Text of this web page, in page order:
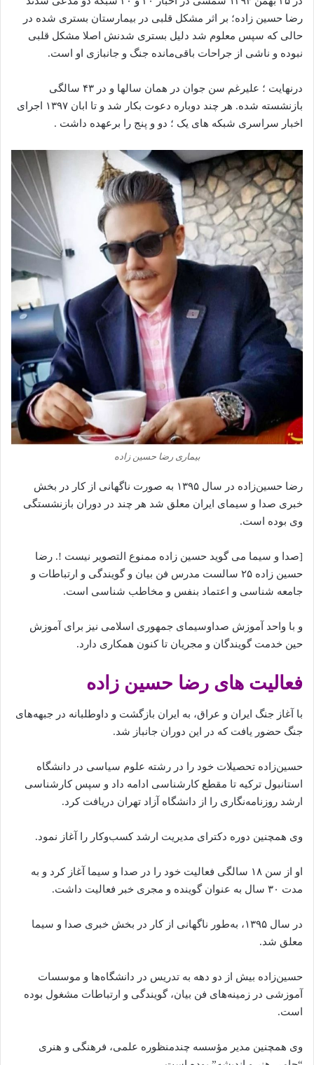
رضا حسین زاده؛ بر اثر مشکل قلبی در بیمارستان بستری شده در
حالی که سپس معلوم شد دلیل بستری شدنش اصلا مشکل قلبی
نبوده و ناشی از جراحات باقی‌مانده جنگ و جانبازی او است.
درنهایت ؛ علیرغم سن جوان در همان سالها و در ۴۳ سالگی
بازنشسته شده‌. هر چند دوباره دعوت بکار شد و تا ابان ۱۳۹۷ اجرای
اخبار سراسری شبکه های یک ؛ دو و پنج را برعهده داشت .
بیماری رضا حسین زاده
رضا حسین‌زاده در سال ۱۳۹۵ به صورت ناگهانی از کار در بخش
خبری صدا و سیمای ایران معلق شد هر چند در دوران بازنشستگی
وی بوده است.
[صدا و سیما می گوید حسین زاده ممنوع التصویر نیست !. رضا
حسین زاده ۲۵ سالست مدرس فن بیان و گویندگی و ارتباطات و
جامعه شناسی و اعتماد بنفس و مخاطب شناسی است.
و با واحد آموزش صداوسیمای جمهوری اسلامی نیز برای آموزش
حین خدمت گویندگان و مجریان تا کنون همکاری دارد.
فعالیت های رضا حسین‌ زاده
با آغاز جنگ ایران و عراق، به ایران بازگشت و داوطلبانه در جبهه‌های
جنگ حضور یافتکه در این دوران جانباز شد.
حسین‌زاده تحصیلات خود را در رشته علوم سیاسی در دانشگاه
استانبول ترکیه تا مقطعکارشناسی ادامه داد و سپسکارشناسی
ارشد روزنامه‌نگاری را از دانشگاه آزاد تهران دریافتکرد.
وی همچنین دوره دکترای مدیریت ارشدکسب‌وکار را آغاز نمود.
او از سن ۱۸ سالگی فعالیت خود را در صدا و سیما آغازکرد و به
مدت ۳۰ سال به عنوانگوینده و مجری خبر فعالیت داشت.
در سال ۱۳۹۵، به‌طور ناگهانی ازکار در بخش خبری صدا و سیما
معلق شد.
حسین‌زاده بیش از دو دهه به تدریس در دانشگاه‌ها و موسسات
آموزشی در زمینه‌های فن بیان،گویندگی و ارتباطات مشغول بوده
است.
وی همچنین مدیر مؤسسه چندمنظوره علمی، فرهنگی و هنری